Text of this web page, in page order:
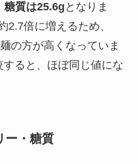
糖質は25.6g となりま
2.7倍に増えるため、
の方が高くなっていま
ると、ほぼ同じ値にな
ー・糖質